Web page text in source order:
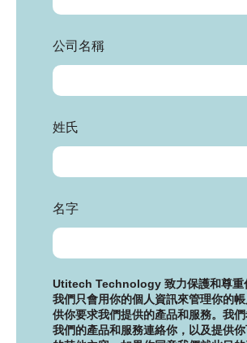
公司名稱
姓氏
名字
Utitech Technology 致力保護和尊重
我們只會用你的個人資訊來管理你的
供你要求我們提供的產品和服務。我
我們的產品和服務連絡你，以及提供